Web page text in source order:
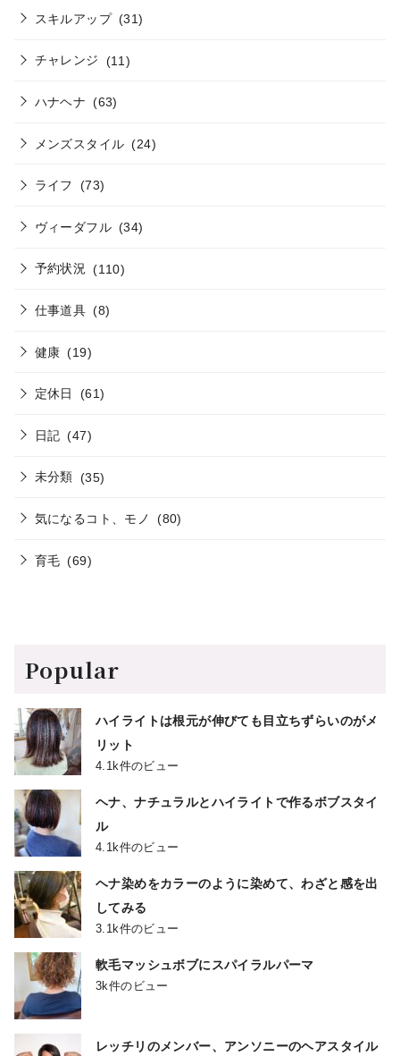
スキルアップ (31)
チャレンジ (11)
ハナヘナ (63)
メンズスタイル (24)
ライフ (73)
ヴィーダフル (34)
予約状況 (110)
仕事道具 (8)
健康 (19)
定休日 (61)
日記 (47)
未分類 (35)
気になるコト、モノ (80)
育毛 (69)
Popular
ハイライトは根元が伸びても目立ちずらいのがメ
リット
4.1k件のビュー
ヘナ、ナチュラルとハイライトで作るボブスタイ
ル
4.1k件のビュー
ヘナ染めをカラーのように染めて、わざと感を出
してみる
3.1k件のビュー
軟毛マッシュボブにスパイラルパーマ
3k件のビュー
レッチリのメンバー、アンソニーのヘアスタイル